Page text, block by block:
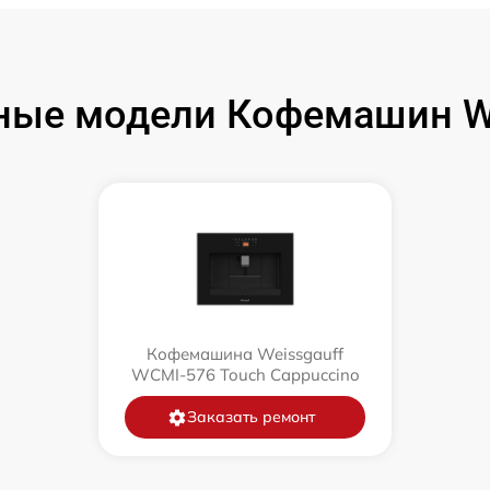
модели Кофемашин
Кофемашина Weissgauff
WCMI-576 Touch Cappuccino
Заказать ремонт